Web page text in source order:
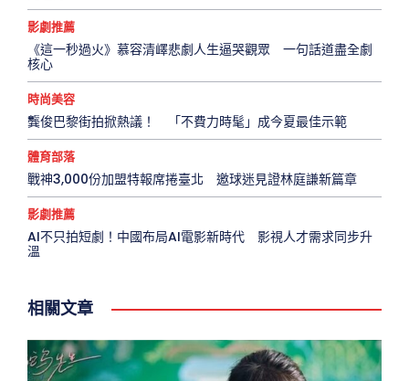
影劇推薦
《這一秒過火》慕容清嶧悲劇人生逼哭觀眾 一句話道盡全劇
核心
時尚美容
龔俊巴黎街拍掀熱議！ 「不費力時髦」成今夏最佳示範
體育部落
戰神3,000份加盟特報席捲臺北 邀球迷見證林庭謙新篇章
影劇推薦
AI不只拍短劇！中國布局AI電影新時代 影視人才需求同步升
溫
相關文章